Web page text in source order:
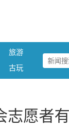
旅游
古玩
愿者有